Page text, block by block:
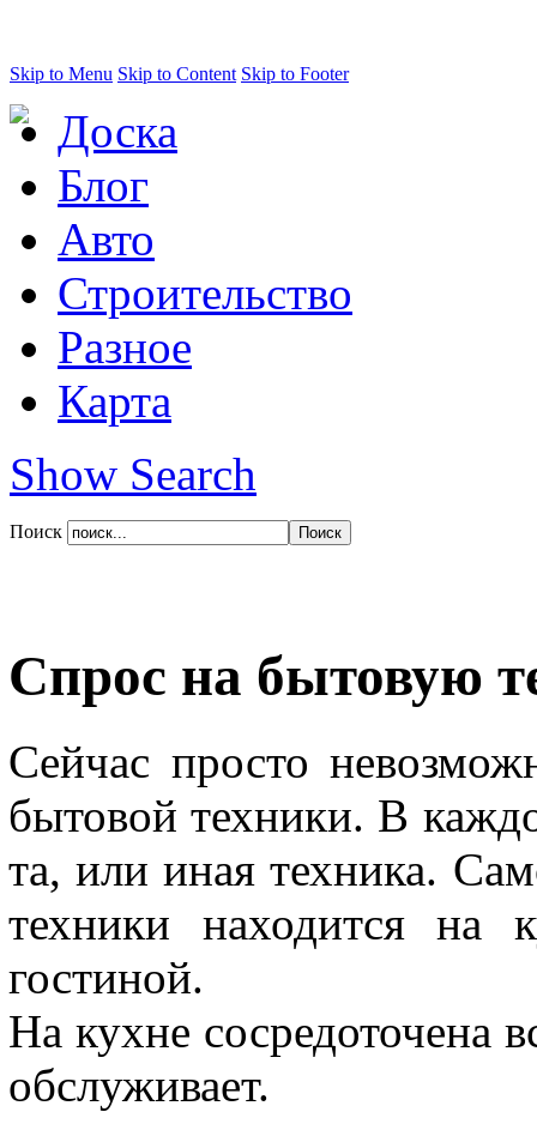
Skip to Menu Skip to Content Skip to Footer
Доска
Блог
Авто
Строительство
Разное
Карта
Show Search
Поиск
Спрос на бытовую
Сейчас просто
бытовой техники. В
та, или иная техника.
техники находится на
гостиной.
На кухне сосредоточена
обслуживает.